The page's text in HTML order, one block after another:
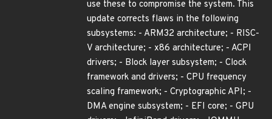
use these to compromise the system. This
update corrects flaws in the following
subsystems: - ARM32 architecture; - RISC-
V architecture; - x86 architecture; - ACPI
drivers; - Block layer subsystem; - Clock
framework and drivers; - CPU frequency
scaling framework; - Cryptographic API; -
DMA engine subsystem; - EFI core; - GPU